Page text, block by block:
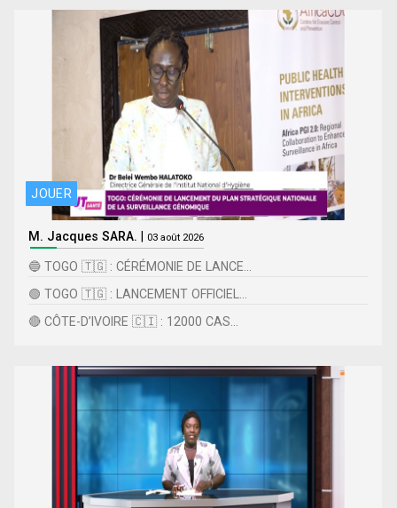
JOUER
M. Jacques SARA. | 03 août 2026
🔵 TOGO 🇹🇬 : CÉRÉMONIE DE LANCE...
🟢 TOGO 🇹🇬 : LANCEMENT OFFICIEL...
🔴 CÔTE-D’IVOIRE 🇨🇮 : 12000 CAS...